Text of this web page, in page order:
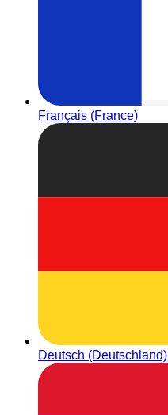
Français (France)
Deutsch (Deutschland)